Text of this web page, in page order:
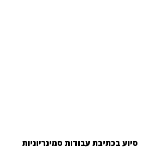
סיוע בכתיבת עבודות סמינריוניות